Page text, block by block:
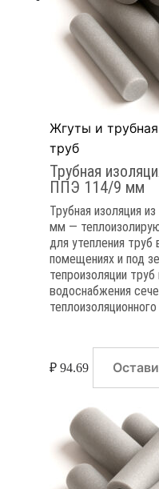
Жгуты и
труб
Трубная
ППЭ 114/9 мм
Трубная изоляция
мм —
для утепления труб
помещениях и под
тепроизоляции
водоснабжения
₽ 94.69